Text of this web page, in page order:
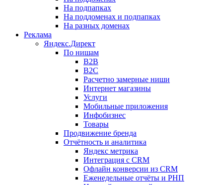
На подпапках
На поддоменах и подпапках
На разных доменах
Реклама
Яндекс.Директ
По нишам
B2B
B2C
Расчетно замерные ниши
Интернет магазины
Услуги
Мобильные приложения
Инфобизнес
Товары
Продвижение бренда
Отчётность и аналитика
Яндекс метрика
Интеграция с CRM
Офлайн конверсии из CRM
Еженедельные отчёты и РНП